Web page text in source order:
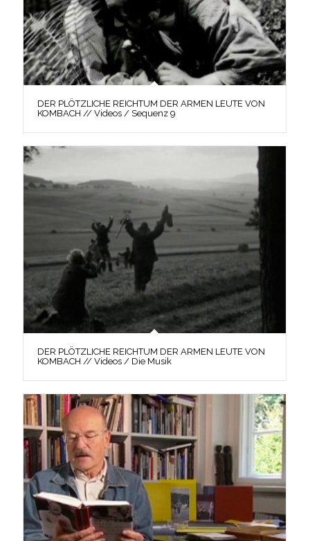
DER PLÖTZLICHE REICHTUM DER ARMEN LEUTE VON
KOMBACH // Videos / Sequenz 9
DER PLÖTZLICHE REICHTUM DER ARMEN LEUTE VON
KOMBACH // Videos / Die Musik